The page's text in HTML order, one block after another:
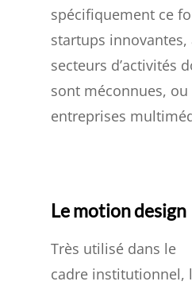
spécifiquement ce
startups innovantes,
secteurs d’activités
sont méconnues,
entreprises
Le motion design
Très utilisé dans le
cadre institutionnel,